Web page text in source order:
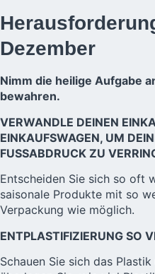
Dezember
Nimm die heilige Aufgabe
bewahren.
VERWANDLE DEINEN
EINKAUFSWAGEN, UM
FUSSABDRUCK ZU
Entscheiden Sie sich so oft
saisonale Produkte mit so
Verpackung wie möglich.
ENTPLASTIFIZIERUNG SO
Schauen Sie sich das